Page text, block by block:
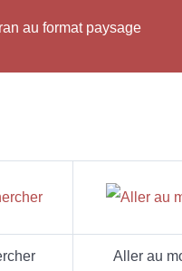
au format paysage
Aller au